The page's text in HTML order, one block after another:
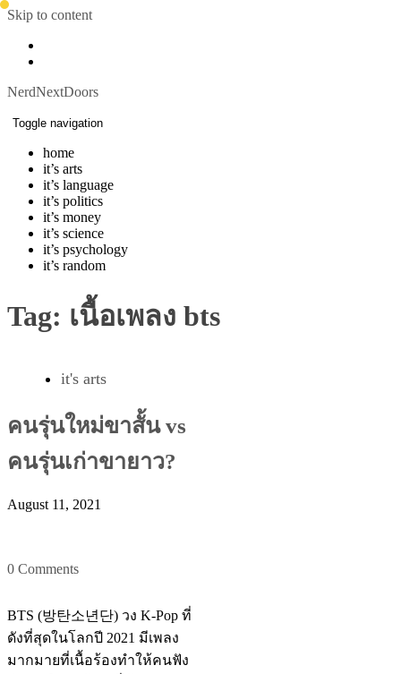
Skip to content
NerdNextDoors
Toggle navigation
home
it’s arts
it’s language
it’s politics
it’s money
it’s science
it’s psychology
it’s random
Tag: เนื้อเพลง bts
it's arts
คนรุ่นใหม่ขาสั้น vs
คนรุ่นเก่าขายาว?
August 11, 2021
0 Comments
BTS (방탄소년단) วง K-Pop ที่
ดังที่สุดในโลกปี 2021 มีเพลง
มากมายที่เนื้อร้องทำให้คนฟัง